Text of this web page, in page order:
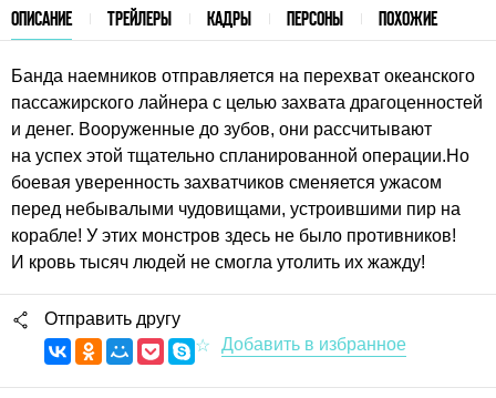
ОПИСАНИЕ ТРЕЙЛЕРЫ КАДРЫ ПЕРСОНЫ ПОХОЖИЕ
Банда наемников отправляется на перехват океанского
пассажирского лайнера с целью захвата драгоценностей
и денег. Вооруженные до зубов, они рассчитывают
на успех этой тщательно спланированной операции.Но
боевая уверенность захватчиков сменяется ужасом
перед небывалыми чудовищами, устроившими пир на
корабле! У этих монстров здесь не было противников!
И кровь тысяч людей не смогла утолить их жажду!
Отправить другу